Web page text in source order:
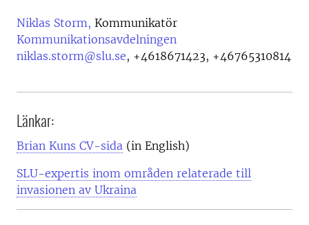
Niklas Storm, Kommunikatör
Kommunikationsavdelningen
niklas.storm@slu.se, +4618671423, +46765310814
Länkar:
Brian Kuns CV-sida (in English)
SLU-expertis inom områden relaterade till
invasionen av Ukraina